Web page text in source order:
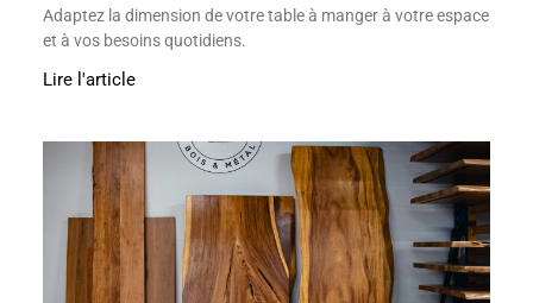
Adaptez la dimension de votre table à manger à votre espace
et à vos besoins quotidiens.
Lire l'article